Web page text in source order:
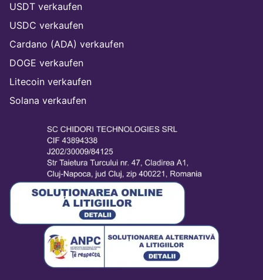
USDT verkaufen
USDC verkaufen
Cardano (ADA) verkaufen
DOGE verkaufen
Litecoin verkaufen
Solana verkaufen